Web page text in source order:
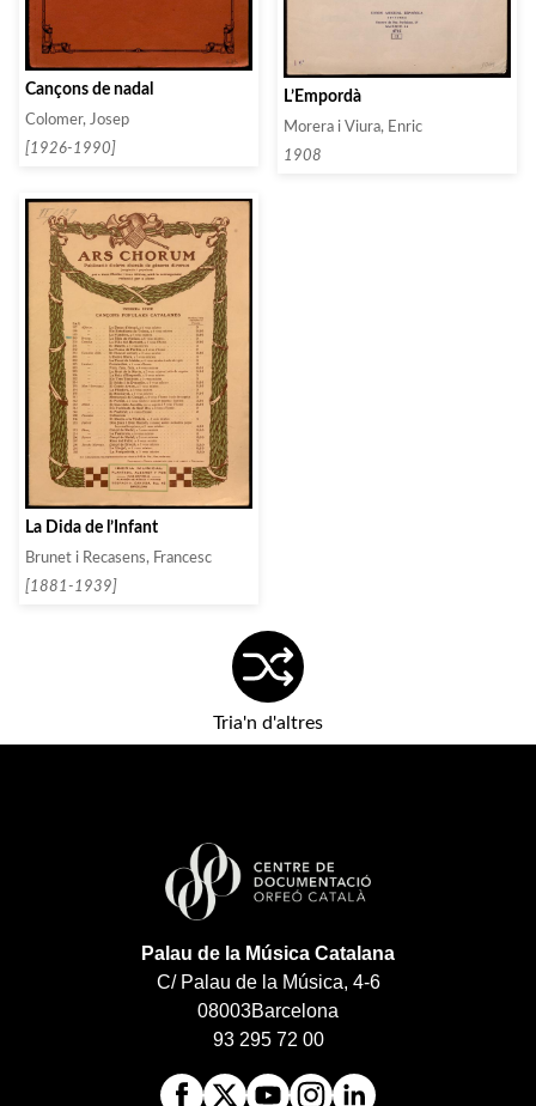
Cançons de nadal
Colomer, Josep
[1926-1990]
L’Empordà
Morera i Viura, Enric
1908
La Dida de l’Infant
Brunet i Recasens, Francesc
[1881-1939]
Tria'n d'altres
Palau de la Música Catalana
C/ Palau de la Música, 4-6
08003Barcelona
93 295 72 00